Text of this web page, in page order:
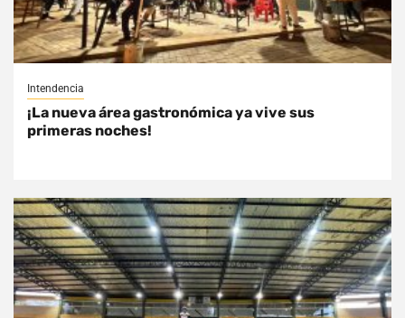
Intendencia
¡La nueva área gastronómica ya vive sus
primeras noches!